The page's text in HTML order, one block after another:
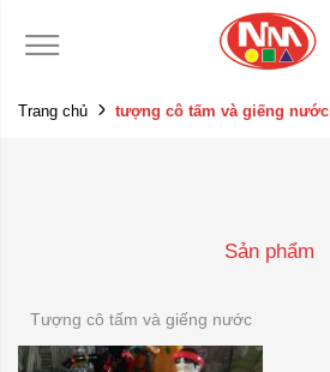
Trang chủ tượng cô tấm và giếng nước
Sản phẩm
Tượng cô tấm và giếng nước